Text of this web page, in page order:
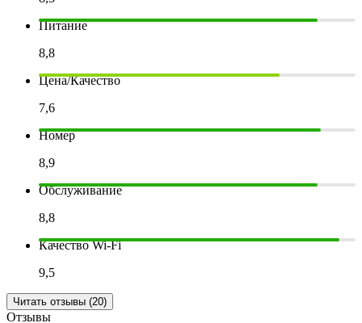
Питание
8,8
Цена/Качество
7,6
Номер
8,9
Обслуживание
8,8
Качество Wi-Fi
9,5
Читать отзывы (20)
Отзывы